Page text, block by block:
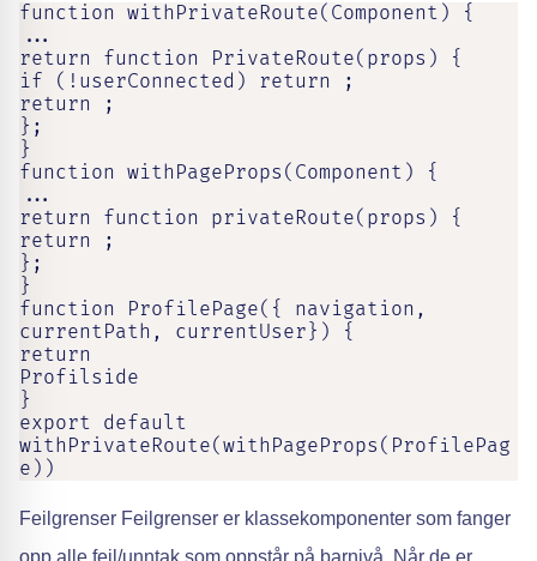
function withPrivateRoute(Component) {
...
return function PrivateRoute(props) {
if (!userConnected) return ;
return ;
};
}
function withPageProps(Component) {
...
return function privateRoute(props) {
return ;
};
}
function ProfilePage({ navigation,
currentPath, currentUser}) {
return
Profilside
}
export default
withPrivateRoute(withPageProps(ProfilePag
e))
Feilgrenser Feilgrenser er klassekomponenter som fanger
opp alle feil/unntak som oppstår på barnivå. Når de er